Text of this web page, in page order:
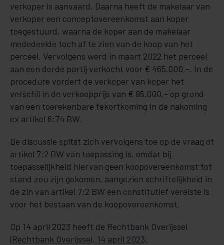
verkoper is aanvaard. Daarna heeft de makelaar van
verkoper een conceptovereenkomst aan koper
toegestuurd, waarna de koper aan de makelaar
mededeelde toch af te zien van de koop van het
perceel. Vervolgens werd in maart 2022 het perceel
aan een derde partij verkocht voor € 465.000,-. In de
procedure vordert de verkoper van koper het
verschil in de verkoopprijs van € 85.000,- op grond
van een toerekenbare tekortkoming in de nakoming
ex artikel 6:74 BW.
De discussie spitst zich vervolgens toe op de vraag of
artikel 7:2 BW van toepassing is, omdat bij
toepasselijkheid hiervan geen koopovereenkomst tot
stand zou zijn gekomen, aangezien schriftelijkheid in
de zin van artikel 7:2 BW een constitutief vereiste is
voor het bestaan van de koopovereenkomst.
Op 14 april 2023 heeft de Rechtbank Overijssel
(Rechtbank Overijssel, 14 april 2023,